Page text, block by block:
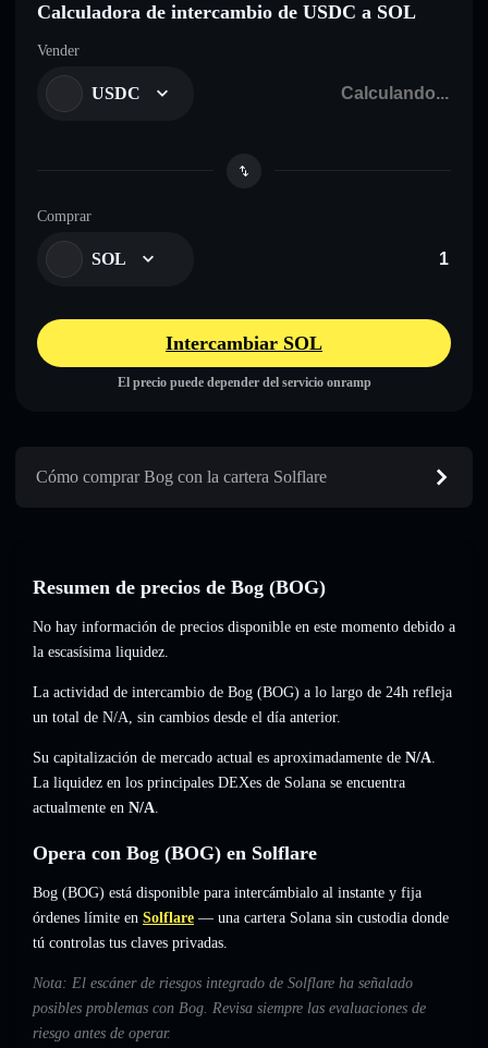
Calculadora de intercambio de USDC a SOL
Vender
USDC
Comprar
SOL
Intercambiar SOL
El precio puede depender del servicio onramp
Cómo comprar Bog con la cartera Solflare
Resumen de precios de Bog (BOG)
No hay información de precios disponible en este momento debido a
la escasísima liquidez.
La actividad de intercambio de Bog (BOG) a lo largo de 24h refleja
un total de N/A, sin cambios desde el día anterior.
Su capitalización de mercado actual es aproximadamente de N/A.
La liquidez en los principales DEXes de Solana se encuentra
actualmente en N/A.
Opera con Bog (BOG) en Solflare
Bog (BOG) está disponible para intercámbialo al instante y fija
órdenes límite en Solflare — una cartera Solana sin custodia donde
tú controlas tus claves privadas.
Nota: El escáner de riesgos integrado de Solflare ha señalado
posibles problemas con Bog. Revisa siempre las evaluaciones de
riesgo antes de operar.